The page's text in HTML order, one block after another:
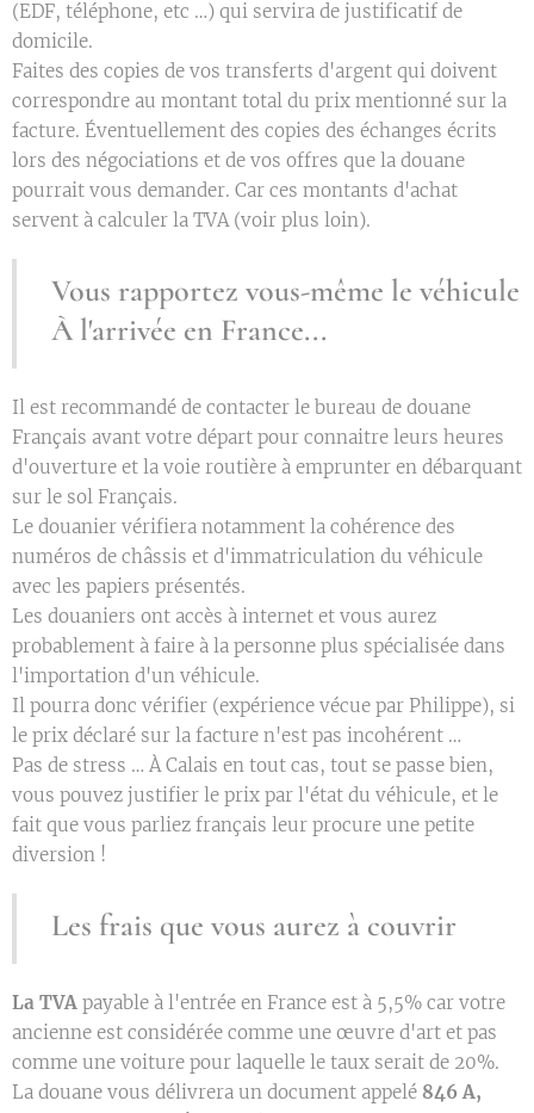
(EDF, téléphone, etc …) qui servira de justificatif de
domicile.
Faites des copies de vos transferts d'argent qui doivent
correspondre au montant total du prix mentionné sur la
facture. Éventuellement des copies des échanges écrits
lors des négociations et de vos offres que la douane
pourrait vous demander. Car ces montants d'achat
servent à calculer la TVA (voir plus loin).
Vous rapportez vous-même le véhicule
À l'arrivée en France...
Il est recommandé de contacter le bureau de douane
Français avant votre départ pour connaitre leurs heures
d'ouverture et la voie routière à emprunter en débarquant
sur le sol Français.
Le douanier vérifiera notamment la cohérence des
numéros de châssis et d'immatriculation du véhicule
avec les papiers présentés.
Les douaniers ont accès à internet et vous aurez
probablement à faire à la personne plus spécialisée dans
l'importation d'un véhicule.
Il pourra donc vérifier (expérience vécue par Philippe), si
le prix déclaré sur la facture n'est pas incohérent …
Pas de stress … À Calais en tout cas, tout se passe bien,
vous pouvez justifier le prix par l'état du véhicule, et le
fait que vous parliez français leur procure une petite
diversion !
Les frais que vous aurez à couvrir
La TVA payable à l'entrée en France est à 5,5% car votre
ancienne est considérée comme une œuvre d'art et pas
comme une voiture pour laquelle le taux serait de 20%.
La douane vous délivrera un document appelé 846 A,